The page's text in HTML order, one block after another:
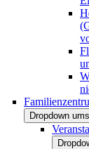
Dropdown